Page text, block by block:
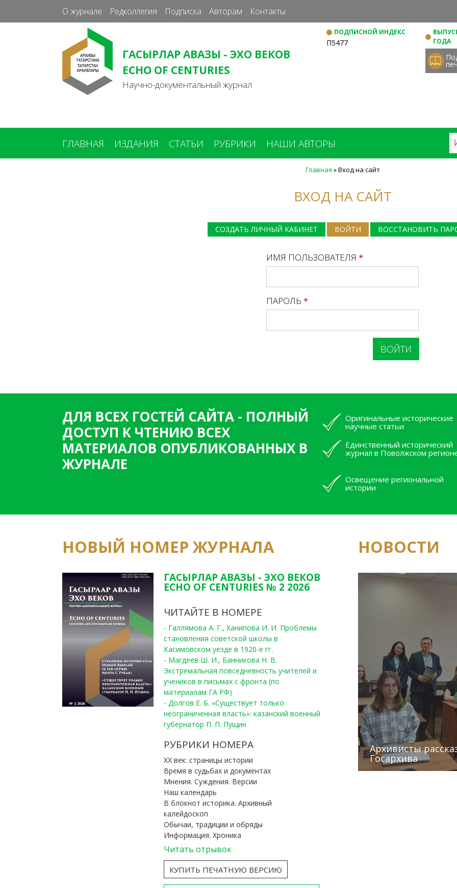
к
основному
О журнале Редколлегия Подписка Авторам Контакты
ГАСЫРЛАР АВАЗЫ - ЭХО ВЕКОВ
ECHO OF CENTURIES
Научно-документальный журнал
ПОДПИСНОЙ ИНДЕКС
П5477
ГОДА
ГЛАВНАЯ ИЗДАНИЯ СТАТЬИ РУБРИКИ НАШИ АВТОРЫ
Главная »Вход на сайт
ВХОД НА САЙТ
СОЗДАТЬ ЛИЧНЫЙ КАБИНЕТ ВОЙТИ (АКТИВНАЯ ВКЛАДКА)
ВОССТАНОВИТЬ
ИМЯ ПОЛЬЗОВАТЕЛЯ *
ПАРОЛЬ *
ДЛЯ ВСЕХ ГОСТЕЙ САЙТА - ПОЛНЫЙ
ДОСТУП К ЧТЕНИЮ ВСЕХ
МАТЕРИАЛОВ ОПУБЛИКОВАННЫХ В
ЖУРНАЛЕ
Оригинальные исторические
научные статьи
Единственный исторический
журнал в Поволжском
Освещение региональной
истории
НОВЫЙ НОМЕР ЖУРНАЛА
ГАСЫРЛАР АВАЗЫ - ЭХО ВЕКОВ
ECHO OF CENTURIES № 2 2026
ЧИТАЙТЕ В НОМЕРЕ
- Галлямова А. Г., Ханипова И. И. Проблемы
становления советской школы в
Касимовском уезде в 1920-е гг.
- Магдеев Ш. И., Банникова Н. В.
Экстремальная повседневность учителей и
учеников в письмах с фронта (по
материалам ГА РФ)
- Долгов Е. Б. «Существует только
неограниченная власть»: казанский военный
губернатор П. П. Пущин
РУБРИКИ НОМЕРА
ХХ век: страницы истории
Время в судьбах и документах
Мнения. Суждения. Версии
Наш календарь
В блокнот историка. Архивный
калейдоскоп
Обычаи, традиции и обряды
Информация. Хроника
Читать отрывок
КУПИТЬ ПЕЧАТНУЮ ВЕРСИЮ
НОВОСТИ
Победители
«Архивные фонды
туган як тарихын
Архивисты
Госархива
Юным
Сотрудники
Эхо веков»
(КХТИ)
«Мир архивов